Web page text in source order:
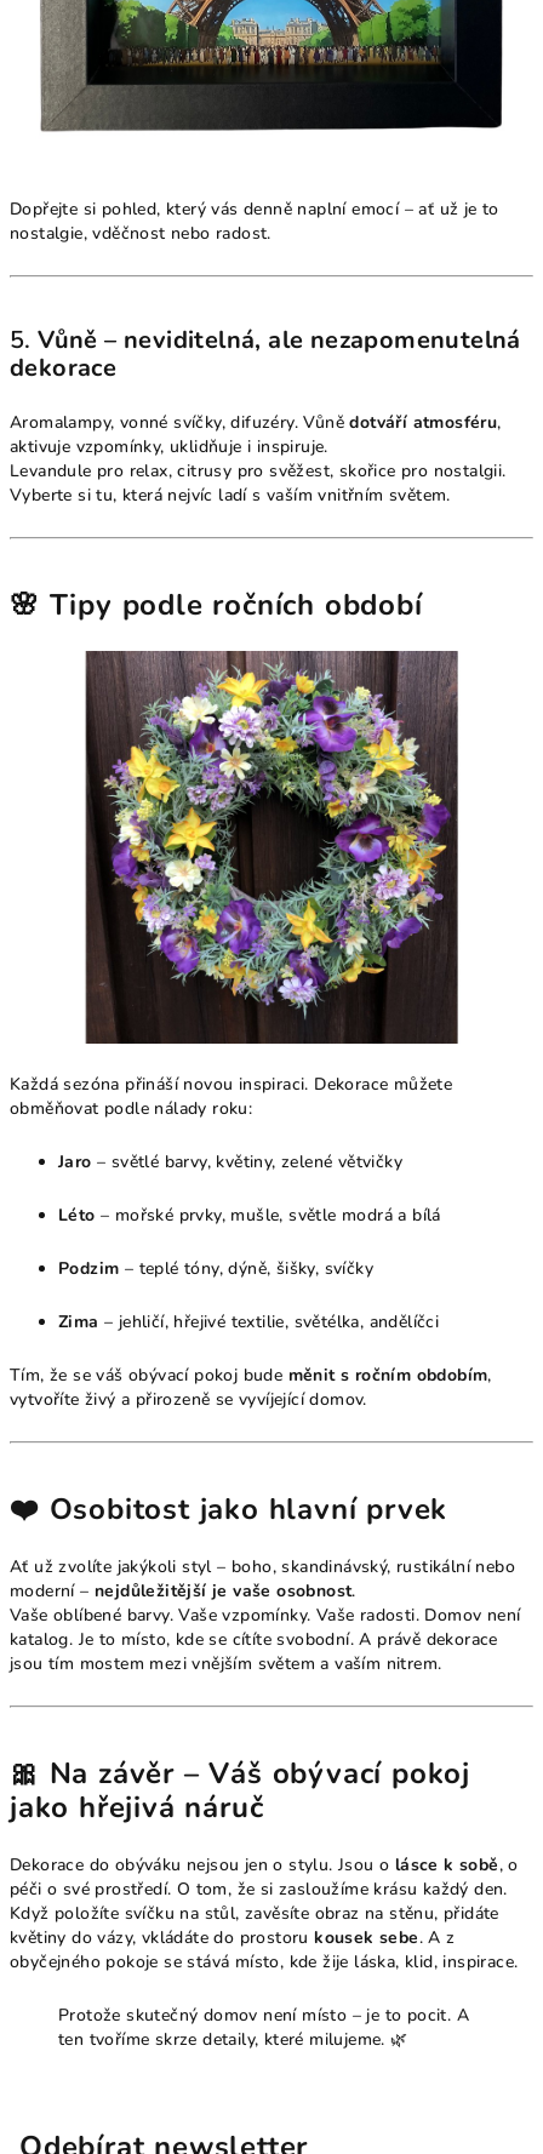
Dopřejte si pohled, který vás denně naplní emocí – ať už je to
nostalgie, vděčnost nebo radost.
5.Vůně – neviditelná, ale nezapomenutelná
dekorace
Aromalampy, vonné svíčky, difuzéry. Vůnědotváří atmosféru,
aktivuje vzpomínky, uklidňuje i inspiruje.
Levandule pro relax, citrusy pro svěžest, skořice pro nostalgii.
Vyberte si tu, která nejvíc ladí s vaším vnitřním světem.
🌸 Tipy podle ročních období
Každá sezóna přináší novou inspiraci. Dekorace můžete
obměňovat podle nálady roku:
Jaro – světlé barvy, květiny, zelené větvičky
Léto – mořské prvky, mušle, světle modrá a bílá
Podzim – teplé tóny, dýně, šišky, svíčky
Zima – jehličí, hřejivé textilie, světélka, andělíčci
Tím, že se váš obývací pokoj bude měnit s ročním obdobím,
vytvoříte živý a přirozeně se vyvíjející domov.
❤️ Osobitost jako hlavní prvek
Ať už zvolíte jakýkoli styl – boho, skandinávský, rustikální nebo
moderní – nejdůležitější je vaše osobnost.
Vaše oblíbené barvy. Vaše vzpomínky. Vaše radosti. Domov není
katalog. Je to místo, kde se cítíte svobodní. A právě dekorace
jsou tím mostem mezi vnějším světem a vaším nitrem.
🎀 Na závěr – Váš obývací pokoj
jako hřejivá náruč
Dekorace do obýváku nejsou jen o stylu. Jsou o lásce k sobě, o
péči o své prostředí. O tom, že si zasloužíme krásu každý den.
Když položíte svíčku na stůl, zavěsíte obraz na stěnu, přidáte
květiny do vázy, vkládáte do prostoru kousek sebe. A z
obyčejného pokoje se stává místo, kde žije láska, klid, inspirace.
Protože skutečný domov není místo – je to pocit. A
ten tvoříme skrze detaily, které milujeme. 🌿